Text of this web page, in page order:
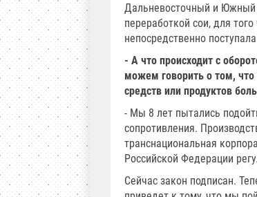
Дальневосточный и Южный
переработкой сои, для
непосредственно
- А что происходит с
можем говорить о том,
средств или продуктов
- Мы 8 лет пытались
сопротивления.
транснациональная
Российской Федерации
Сейчас закон подписан.